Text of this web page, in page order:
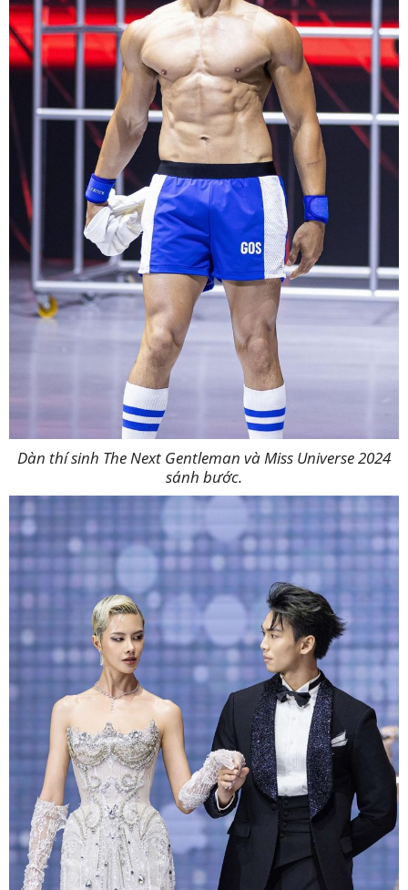
Dàn thí sinh The Next Gentleman và Miss Universe 2024
sánh bước.